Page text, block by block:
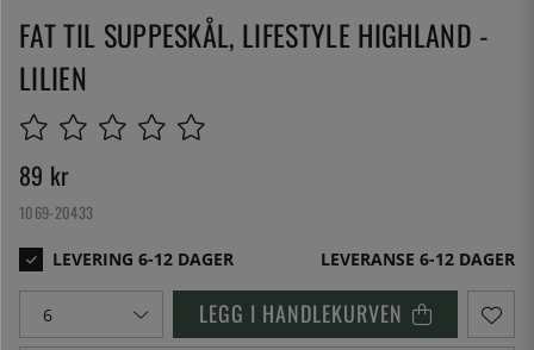
FAT TIL SUPPESKÅL, LIFESTYLE HIGHLAND -
LILIEN
89 kr
1069-20433
LEVERANSE 6-12 DAGER
LEGG I HANDLEKURVEN